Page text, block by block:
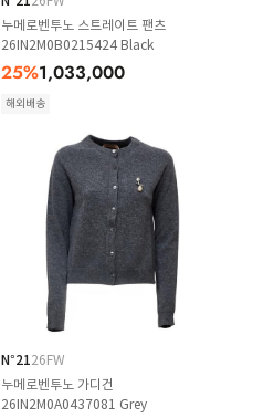
누메로벤투노 스트레이트 팬츠
26IN2M0B0215424 Black
25%1,033,000
해외배송
N°2126FW
누메로벤투노 가디건
26IN2M0A0437081 Grey